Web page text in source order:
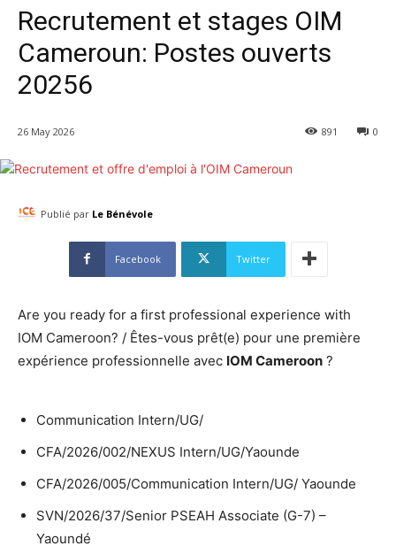
Recrutement et stages OIM
Cameroun: Postes ouverts
20256
26 May 2026 0
891
Publié par Le Bénévole
Facebook Twitter
Are you ready for a first professional experience with
IOM Cameroon? / Êtes-vous prêt(e) pour une première
expérience professionnelle avec IOM Cameroon ?
Communication Intern/UG/
CFA/2026/002/NEXUS Intern/UG/Yaounde
CFA/2026/005/Communication Intern/UG/ Yaounde
SVN/2026/37/Senior PSEAH Associate (G-7) –
Yaoundé